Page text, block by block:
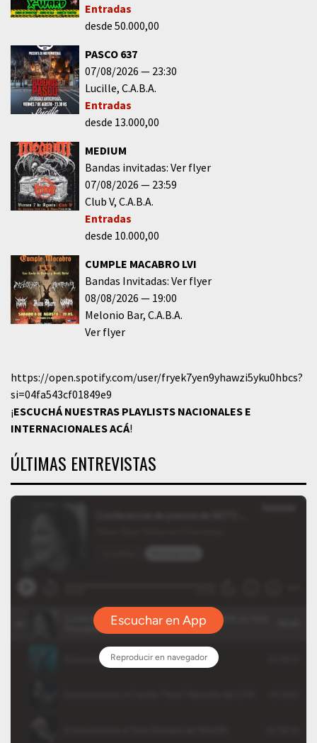
Entradas
desde 50.000,00
PASCO 637
07/08/2026
23:30
Lucille C.A.B.A.
Entradas
desde 13.000,00
MEDIUM
Bandas invitadas: Ver flyer
07/08/2026
23:59
Club V C.A.B.A.
Entradas
desde 10.000,00
CUMPLE MACABRO LVI
Bandas Invitadas: Ver flyer
08/08/2026
19:00
Melonio Bar C.A.B.A.
Ver flyer
https://open.spotify.com/user/fryek7yen9yhawzi5yku0hbcs?
si=04fa543cf01849e9
¡ESCUCHÁ NUESTRAS PLAYLISTS NACIONALES E
INTERNACIONALESACÁ!
ÚLTIMAS ENTREVISTAS